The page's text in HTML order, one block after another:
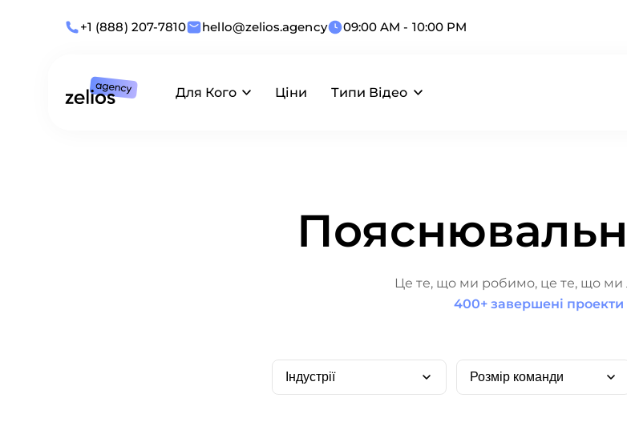
+1 (888) 207-7810 hello@zelios.agency 09:00 AM - 10:00 PM
Для Кого Ціни Типи Відео
Це те, що ми робимо, це те, що
400+ завершені проекти
Індустрії Розмір команди